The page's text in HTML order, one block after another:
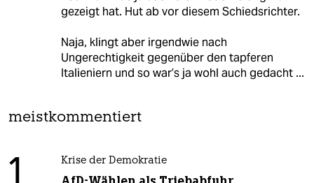
gezeigt hat. Hut ab vor diesem Schiedsrichter.
Naja, klingt aber irgendwie nach
Ungerechtigkeit gegenüber den tapferen
Italieniern und so war’s ja wohl auch gedacht ...
meistkommentiert
Krise der Demokratie